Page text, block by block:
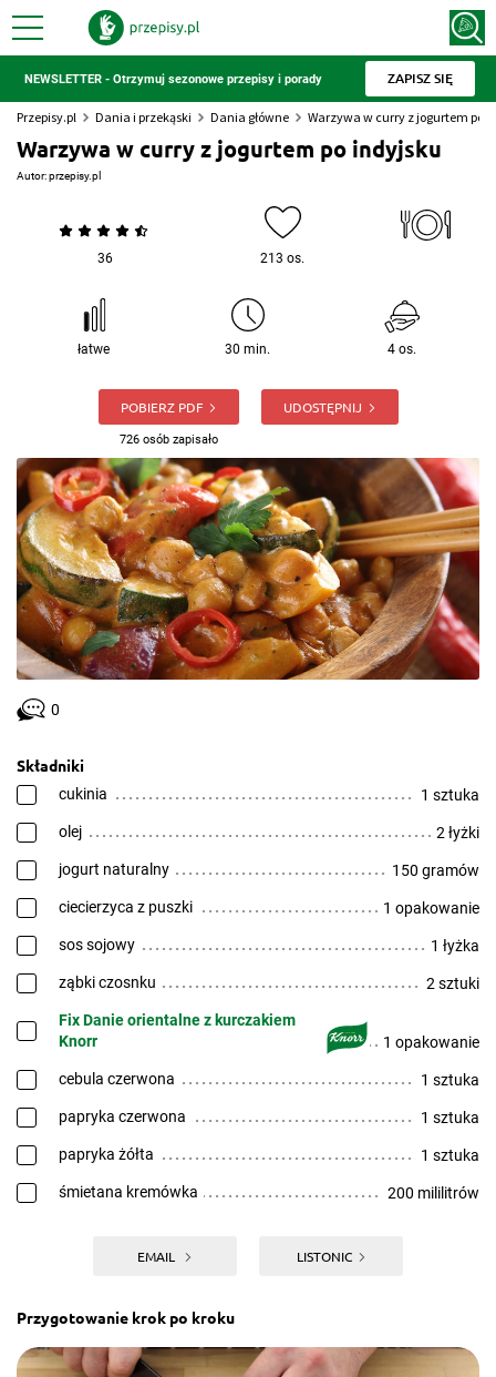
NEWSLETTER - Otrzymuj sezonowe przepisy i porady ZAPISZ SIĘ
Przepisy.pl Dania i przekąski Dania główne Warzywa w curry z jogurtem po
Warzywa w curry z jogurtem po indyjsku
Autor:przepisy.pl
36 213 os.
łatwe 30 min. 4 os.
POBIERZ PDF
726 osób zapisało
UDOSTĘPNIJ
0
Składniki
cukinia 1 sztuka
olej 2 łyżki
jogurt naturalny 150 gramów
ciecierzyca z puszki 1 opakowanie
sos sojowy 1 łyżka
ząbki czosnku 2 sztuki
Fix Danie orientalne z kurczakiem
Knorr
1 opakowanie
cebula czerwona 1 sztuka
papryka czerwona 1 sztuka
papryka żółta 1 sztuka
śmietana kremówka 200 mililitrów
EMAIL LISTONIC
Przygotowanie krok po kroku